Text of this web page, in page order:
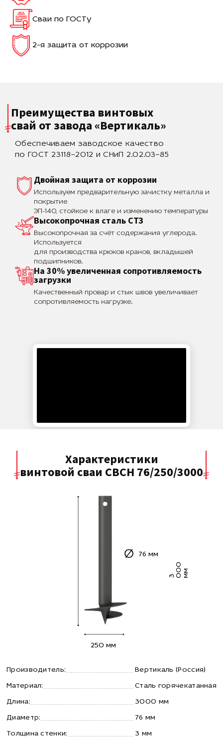
Сваи по ГОСТу
2-я защита от коррозии
Преимущества винтовых
свай от завода «Вертикаль»
Обеспечиваем заводское качество
по ГОСТ 23118–2012 и СНиП 2.02.03–85
Двойная защита от коррозии
Используем предварительную зачистку металла и
покрытие
ЭП-140, стойкое к влаге и изменению температуры
Высокопрочная сталь СТЗ
Высокопрочная за счёт содержания углерода.
Используется
для производства крюков кранов, вкладышей
подшипников.
На 30% увеличенная сопротивляемость
загрузки
Качественный провар и стык швов увеличивает
сопротивляемость нагрузке.
Характеристики
винтовой сваи СВСН 76/250/3000
3 0 0
0
м м
250 мм
76 мм
Производитель: Вертикаль (Россия)
Материал: Сталь горячекатанная
Длина: 3000 мм
Диаметр: 76 мм
Толщина стенки: 3 мм